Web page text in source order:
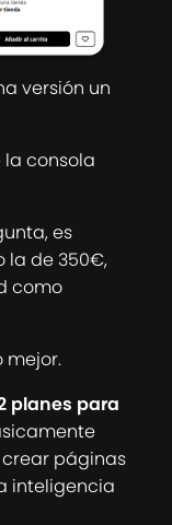
versión un
la consola
es
la de 350€,
como
mejor.
planes para
páginas
inteligencia